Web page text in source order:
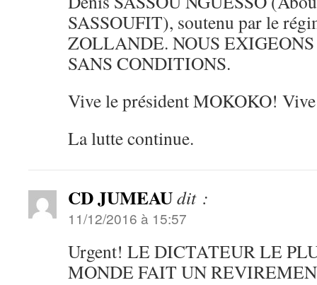
SASSOUFIT), soutenu par le
ZOLLANDE. NOUS
SANS CONDITIONS.
Vive le président MOKOKO!
La lutte continue.
CD JUMEAUdit :
11/12/2016 à 15:57
Urgent! LE DICTATEUR LE
MONDE FAIT UN